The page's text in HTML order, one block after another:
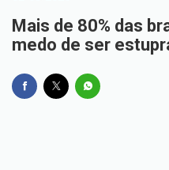
Mais de 80% das
medo de ser